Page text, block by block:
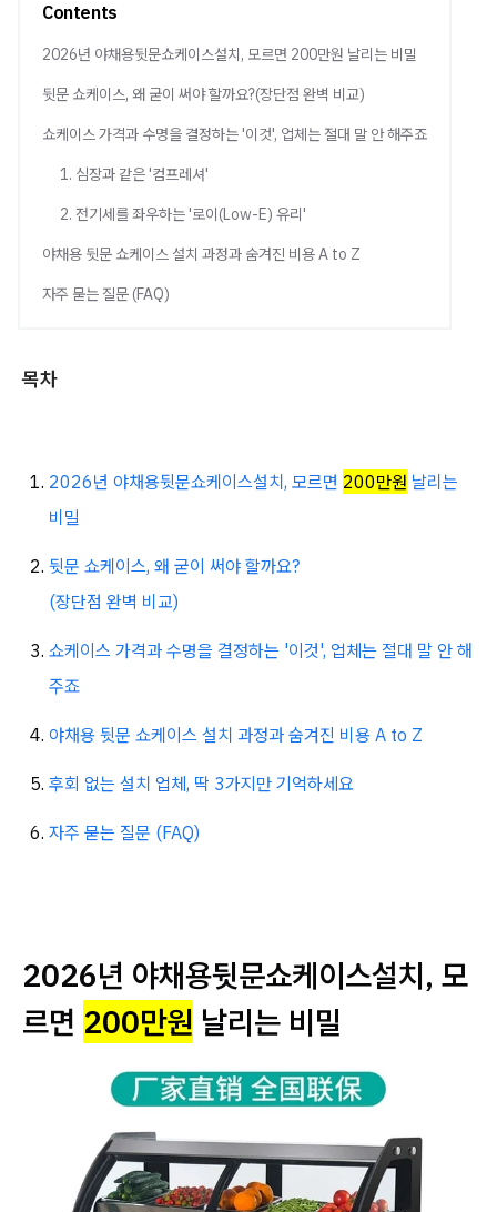
Contents
2026년 야채용뒷문쇼케이스설치, 모르면 200만원 날리는 비밀
뒷문 쇼케이스, 왜 굳이 써야 할까요?(장단점 완벽 비교)
쇼케이스 가격과 수명을 결정하는 '이것', 업체는 절대 말 안 해주죠
1. 심장과 같은 '컴프레셔'
2. 전기세를 좌우하는 '로이(Low-E) 유리'
야채용 뒷문 쇼케이스 설치 과정과 숨겨진 비용 A to Z
자주 묻는 질문 (FAQ)
목차
2026년 야채용뒷문쇼케이스설치, 모르면 200만원 날리는
비밀
뒷문 쇼케이스, 왜 굳이 써야 할까요?
(장단점 완벽 비교)
쇼케이스 가격과 수명을 결정하는 '이것', 업체는 절대 말 안 해
주죠
야채용 뒷문 쇼케이스 설치 과정과 숨겨진 비용 A to Z
후회 없는 설치 업체, 딱 3가지만 기억하세요
자주 묻는 질문 (FAQ)
2026년 야채용뒷문쇼케이스설치, 모
르면 200만원 날리는 비밀